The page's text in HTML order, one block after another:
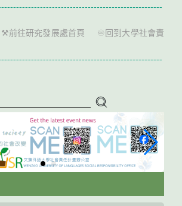
前往研究發展處首頁 ♾️ 回到大學社會責